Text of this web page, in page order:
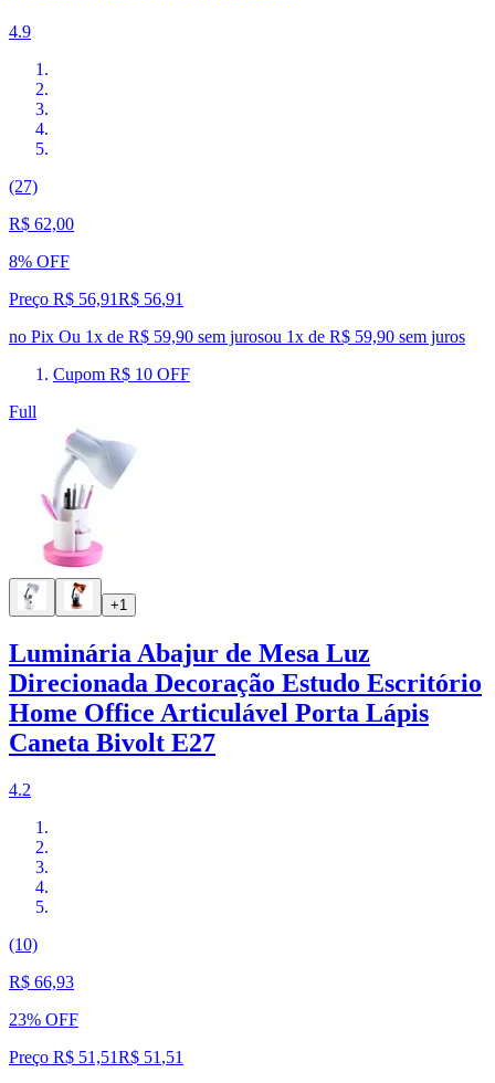
4.9
(27)
R$ 62,00
8% OFF
Preço R$ 56,91R$ 56,91
no Pix Ou 1x de R$ 59,90 sem jurosou 1x de R$ 59,90 sem juros
Cupom R$ 10 OFF
Full
+1
Luminária Abajur de Mesa Luz
Direcionada Decoração Estudo Escritório
Home Office Articulável Porta Lápis
Caneta Bivolt E27
4.2
(10)
R$ 66,93
23% OFF
Preço R$ 51,51R$ 51 ,51